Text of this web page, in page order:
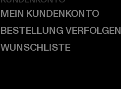
MEIN KUNDENKONTO
BESTELLUNG VERFOLGEN
WUNSCHLISTE